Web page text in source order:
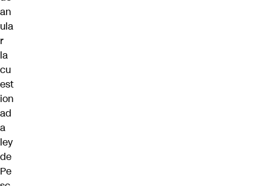
an
ula
r
la
cu
est
ion
ad
a
ley
de
Pe